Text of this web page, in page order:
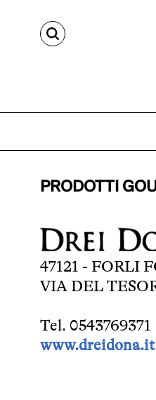
CERCA
PRODOTTI
47121 - FORLI
VIA DEL
Tel. 0543769371
www.dreidona.it